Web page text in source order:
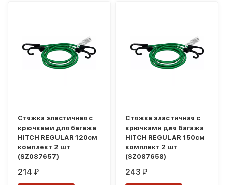
Стяжка эластичная с
крючками для багажа
HITCH REGULAR 120см
комплект 2 шт
(SZ087657)
214₽
Стяжка эластичная с
крючками для багажа
HITCH REGULAR 150см
комплект 2 шт
(SZ087658)
243₽